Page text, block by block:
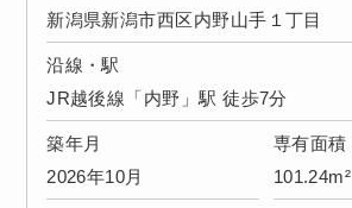
新潟県新潟市西区内野山手１丁目
沿線・駅
JR越後線「内野」駅 徒歩7分
築年月
2026年10月
専有面積
101.24m²